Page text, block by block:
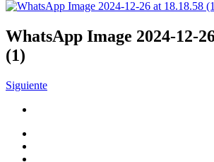
WhatsApp Image 2024-12-
(1)
Siguiente